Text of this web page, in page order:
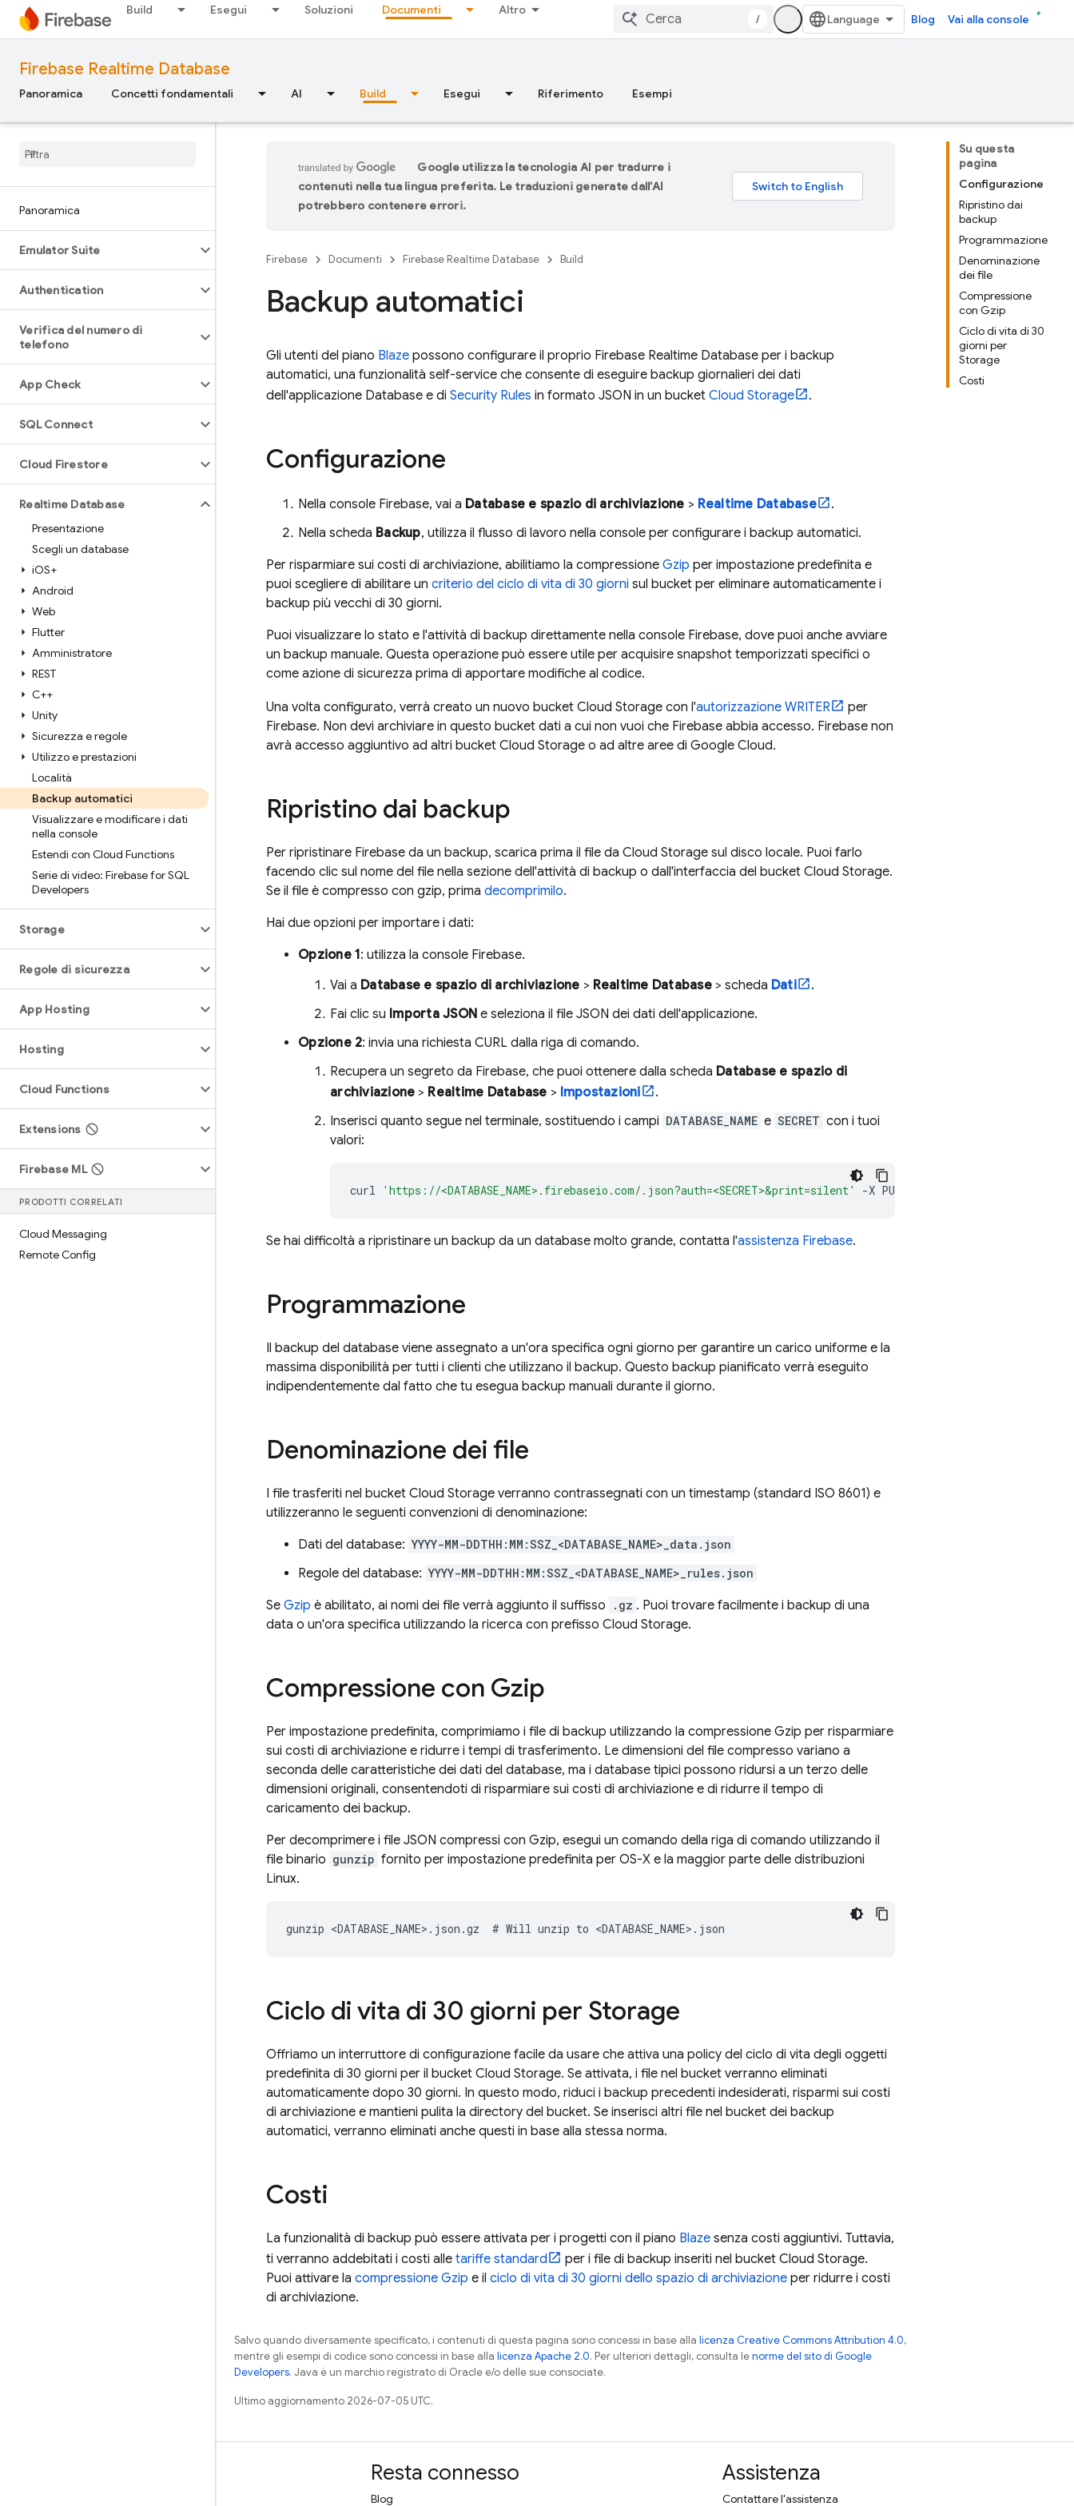
Build Esegui Soluzioni Documenti Altro
/ Blog Vai alla console
Firebase Realtime Database
Panoramica Concetti fondamentali AI Build Esegui Riferimento Esempi
Panoramica
Emulator Suite
Authentication
Verifica del numero di
telefono
App Check
SQL Connect
Cloud Firestore
Realtime Database
Presentazione
Scegli un database
iOS+
Android
Web
Flutter
Amministratore
REST
C++
Unity
Sicurezza e regole
Utilizzo e prestazioni
Località
Backup automatici
Visualizzare e modificare i dati
nella console
Estendi con Cloud Functions
Serie di video: Firebase for SQL
Developers
Storage
Regole di sicurezza
App Hosting
Hosting
Cloud Functions
Extensions
Firebase ML
PRODOTTI CORRELATI
Cloud Messaging
Remote Config
Su questa
pagina
Configurazione
Ripristino dai
backup
Programmazione
Denominazione
dei file
Compressione
con Gzip
Ciclo di vita di 30
giorni per
Storage
Costi
Google utilizza la tecnologia AI per tradurre i
contenuti nella tua lingua preferita. Le traduzioni generate dall'AI
potrebbero contenere errori.
Firebase Documenti Firebase Realtime Database Build
Backup automatici
Gli utenti del piano Blaze possono configurare il proprio Firebase Realtime Database per i backup
automatici, una funzionalità self-service che consente di eseguire backup giornalieri dei dati
dell'applicazione Database e di Security Rules in formato JSON in un bucket Cloud Storage .
Configurazione
Nella console Firebase, vai a Database e spazio di archiviazione > Realtime Database
.
Nella scheda Backup, utilizza il flusso di lavoro nella console per configurare i backup automatici.
Per risparmiare sui costi di archiviazione, abilitiamo la compressione Gzip per impostazione predefinita e
puoi scegliere di abilitare un criterio del ciclo di vita di 30 giorni sul bucket per eliminare automaticamente i
backup più vecchi di 30 giorni.
Puoi visualizzare lo stato e l'attività di backup direttamente nella console Firebase, dove puoi anche avviare
un backup manuale. Questa operazione può essere utile per acquisire snapshot temporizzati specifici o
come azione di sicurezza prima di apportare modifiche al codice.
Una volta configurato, verrà creato un nuovo bucket Cloud Storage con l'autorizzazione WRITER
per
Firebase. Non devi archiviare in questo bucket dati a cui non vuoi che Firebase abbia accesso. Firebase non
avrà accesso aggiuntivo ad altri bucket Cloud Storage o ad altre aree di Google Cloud.
Ripristino dai backup
Per ripristinare Firebase da un backup, scarica prima il file da Cloud Storage sul disco locale. Puoi farlo
facendo clic sul nome del file nella sezione dell'attività di backup o dall'interfaccia del bucket Cloud Storage.
Se il file è compresso con gzip, prima decomprimilo.
Hai due opzioni per importare i dati:
Opzione 1: utilizza la console Firebase.
Vai a Database e spazio di archiviazione > Realtime Database> scheda Dati
.
Fai clic su Importa JSON e seleziona il file JSON dei dati dell'applicazione.
Opzione 2: invia una richiesta CURL dalla riga di comando.
Recupera un segreto da Firebase, che puoi ottenere dalla scheda Database e spazio di
archiviazione > Realtime Database > Impostazioni
.
Inserisci quanto segue nel terminale, sostituendo i campi DATABASE_NAME e SECRET con i tuoi
valori:
curl 'https://<DATABASE_NAME>.firebaseio.com/.json?auth=<SECRET>&print=silent' -X PUT
Se hai difficoltà a ripristinare un backup da un database molto grande, contatta l'assistenza Firebase.
Programmazione
Il backup del database viene assegnato a un'ora specifica ogni giorno per garantire un carico uniforme e la
massima disponibilità per tutti i clienti che utilizzano il backup. Questo backup pianificato verrà eseguito
indipendentemente dal fatto che tu esegua backup manuali durante il giorno.
Denominazione dei file
I file trasferiti nel bucket Cloud Storage verranno contrassegnati con un timestamp (standard ISO 8601) e
utilizzeranno le seguenti convenzioni di denominazione:
Dati del database: YYYY-MM-DDTHH:MM:SSZ_<DATABASE_NAME>_data.json
Regole del database: YYYY-MM-DDTHH:MM:SSZ_<DATABASE_NAME>_rules.json
Se Gzip è abilitato, ai nomi dei file verrà aggiunto il suffisso .gz . Puoi trovare facilmente i backup di una
data o un'ora specifica utilizzando la ricerca con prefisso Cloud Storage.
Compressione con Gzip
Per impostazione predefinita, comprimiamo i file di backup utilizzando la compressione Gzip per risparmiare
sui costi di archiviazione e ridurre i tempi di trasferimento. Le dimensioni del file compresso variano a
seconda delle caratteristiche dei dati del database, ma i database tipici possono ridursi a un terzo delle
dimensioni originali, consentendoti di risparmiare sui costi di archiviazione e di ridurre il tempo di
caricamento dei backup.
Per decomprimere i file JSON compressi con Gzip, esegui un comando della riga di comando utilizzando il
file binario gunzip fornito per impostazione predefinita per OS-X e la maggior parte delle distribuzioni
Linux.
Ciclo di vita di 30 giorni per Storage
Offriamo un interruttore di configurazione facile da usare che attiva una policy del ciclo di vita degli oggetti
predefinita di 30 giorni per il bucket Cloud Storage. Se attivata, i file nel bucket verranno eliminati
automaticamente dopo 30 giorni. In questo modo, riduci i backup precedenti indesiderati, risparmi sui costi
di archiviazione e mantieni pulita la directory del bucket. Se inserisci altri file nel bucket dei backup
automatici, verranno eliminati anche questi in base alla stessa norma.
Costi
La funzionalità di backup può essere attivata per i progetti con il piano Blaze senza costi aggiuntivi. Tuttavia,
ti verranno addebitati i costi alle tariffe standard per i file di backup inseriti nel bucket Cloud Storage.
Puoi attivare la compressione Gzip e il ciclo di vita di 30 giorni dello spazio di archiviazione per ridurre i costi
di archiviazione.
Salvo quando diversamente specificato, i contenuti di questa pagina sono concessi in base alla licenza Creative Commons Attribution 4.0,
mentre gli esempi di codice sono concessi in base alla licenza Apache 2.0. Per ulteriori dettagli, consulta lenorme del sito di Google
Developers. Java è un marchio registrato di Oracle e/o delle sue consociate.
Ultimo aggiornamento 2026-07-05 UTC.
Resta connesso
Blog
Assistenza
Contattare l'assistenza